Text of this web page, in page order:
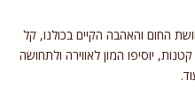
החום והאהבה הקיים בכולנו, קל
יוסיפו המון לאווירה ולתחושה